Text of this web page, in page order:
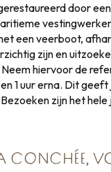
door
een veerboot,
zijn en
hiervoor de
1 uur erna. Dit
zijn het
CONCHÉE,